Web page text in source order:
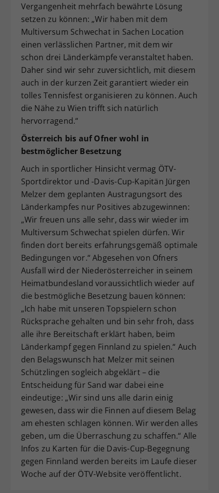
Vergangenheit mehrfach bewährte Lösung
setzen zu können: „Wir haben mit dem
Multiversum Schwechat in Sachen Location
einen verlässlichen Partner, mit dem wir
schon drei Länderkämpfe veranstaltet haben.
Daher sind wir sehr zuversichtlich, mit diesem
auch in der kurzen Zeit garantiert wieder ein
tolles Tennisfest organisieren zu können. Auch
die Nähe zu Wien trifft sich natürlich
hervorragend.“
Österreich bis auf Ofner wohl in
bestmöglicher Besetzung
Auch in sportlicher Hinsicht vermag ÖTV-
Sportdirektor und -Davis-Cup-Kapitän Jürgen
Melzer dem geplanten Austragungsort des
Länderkampfes nur Positives abzugewinnen:
„Wir freuen uns alle sehr, dass wir wieder im
Multiversum Schwechat spielen dürfen. Wir
finden dort bereits erfahrungsgemäß optimale
Bedingungen vor.“ Abgesehen von Ofners
Ausfall wird der Niederösterreicher in seinem
Heimatbundesland voraussichtlich wieder auf
die bestmögliche Besetzung bauen können:
„Ich habe mit unseren Topspielern schon
Rücksprache gehalten und bin sehr froh, dass
alle ihre Bereitschaft erklärt haben, beim
Länderkampf gegen Finnland zu spielen.“ Auch
den Belagswunsch hat Melzer mit seinen
Schützlingen sogleich abgeklärt – die
Entscheidung für Sand war dabei eine
eindeutige: „Wir sind uns alle darin einig
gewesen, dass wir die Finnen auf diesem Belag
am ehesten schlagen können. Wir werden alles
geben, um die Überraschung zu schaffen.“ Alle
Infos zu Karten für die Davis-Cup-Begegnung
gegen Finnland werden bereits im Laufe dieser
Woche auf der ÖTV-Website veröffentlicht.